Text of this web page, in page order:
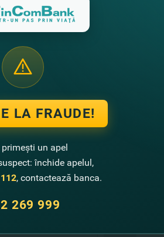
de către Directoratul Liniei de Credit
S.A.echipa noastră vă oferă
care vă interesează.
LA FRAUDE!
primești un apel
închide apelul,
112, contactează banca.
269 999